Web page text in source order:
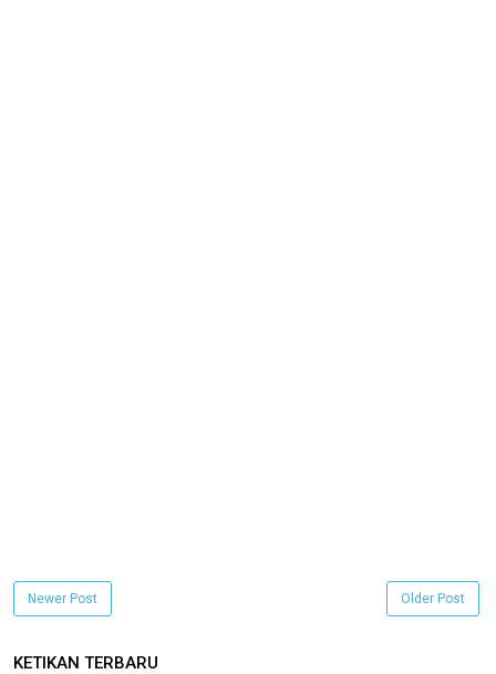
Newer Post Older Post
KETIKAN TERBARU